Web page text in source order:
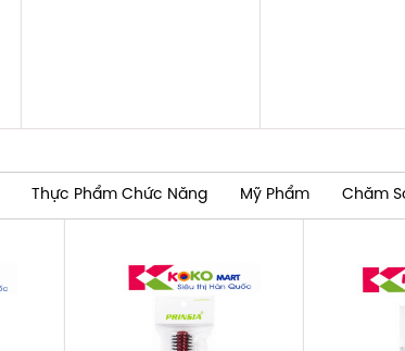
Thực Phẩm Chức Năng Mỹ Phẩm Chăm